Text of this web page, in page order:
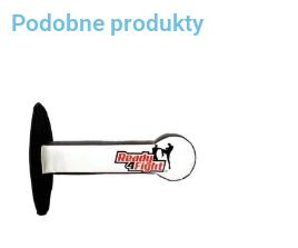
Podobne produkty